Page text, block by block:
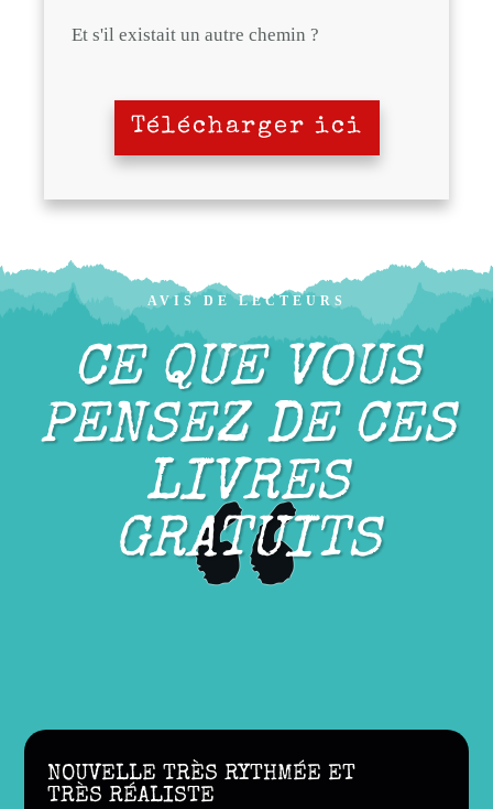
Et s'il existait un autre chemin ?
Télécharger ici
AVIS DE LECTEURS
CE QUE VOUS
PENSEZ DE CES
LIVRES
GRATUITS
“
NOUVELLE TRÈS RYTHMÉE ET
TRÈS RÉALISTE